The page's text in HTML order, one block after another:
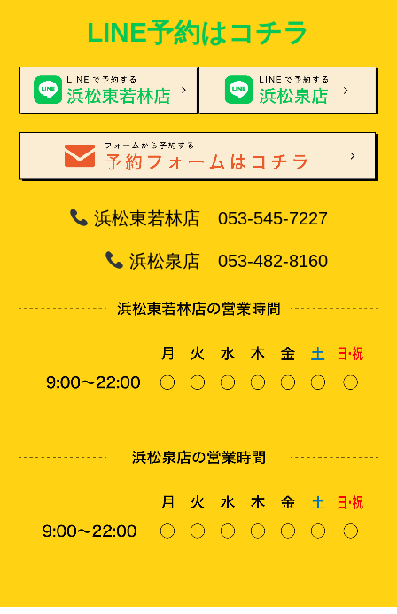
LINE予約はコチラ
浜松東若林店 053-545-7227
浜松泉店 053-482-8160